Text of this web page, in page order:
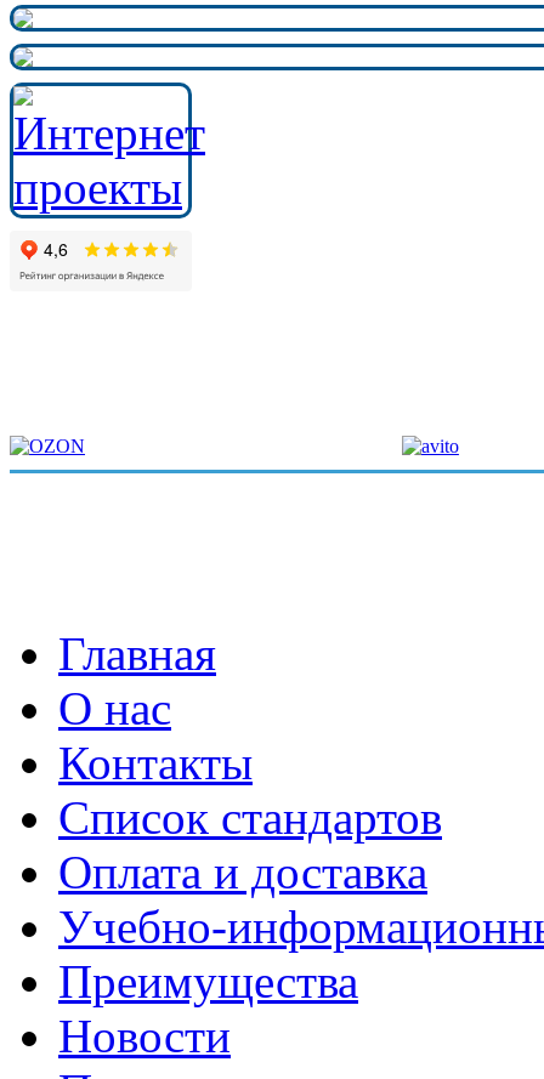
Главная
О нас
Контакты
Список стандартов
Оплата и доставка
Учебно-
Преимущества
Новости